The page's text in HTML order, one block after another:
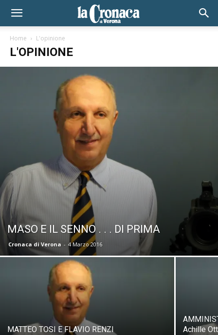
Home L'opinione
L'OPINIONE
MASO E IL SENNO . . . DI PRIMA
Cronaca di Verona - 4 Marzo 2016
MATTEO TOSI E FLAVIO RENZI
Achille